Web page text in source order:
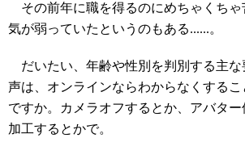
その前年に職を得るのにめちゃくちゃ
気が弱っていたというのもある......。
だいたい、年齢や性別を判別する主な
声は、オンラインならわからなくする
ですか。カメラオフするとか、アバター
加工するとかで。